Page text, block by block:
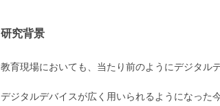
研究背景
教育現場においても、当たり前のようにデジタル
デジタルデバイスが広く用いられるようになった